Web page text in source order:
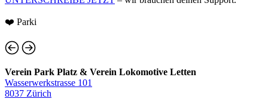
❤️ Parki
Verein Park Platz & Verein Lokomotive Letten
Wasserwerkstrasse 101
8037 Zürich